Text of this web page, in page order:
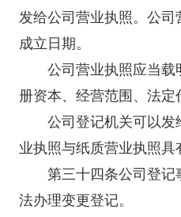
发给公司营业执照。公司
成立日期。
公司营业执照应当载
册资本、经营范围、法定
公司登记机关可以发
业执照与纸质营业执照具
第三十四条公司登记
法办理变更登记。